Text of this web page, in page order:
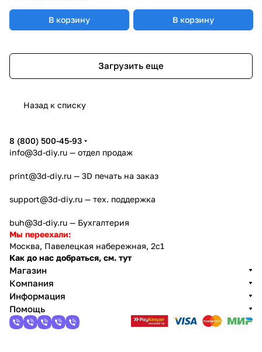
В корзину В корзину
Загрузить еще
Назад к списку
8 (800) 500-45-93
info@3d-diy.ru — отдел продаж
print@3d-diy.ru — 3D печать на заказ
support@3d-diy.ru — тех. поддержка
buh@3d-diy.ru — Бухгалтерия
Мы переехали:
Москва, Павелецкая набережная, 2с1
Как до нас добраться, см. тут
Магазин
Компания
Информация
Помощь